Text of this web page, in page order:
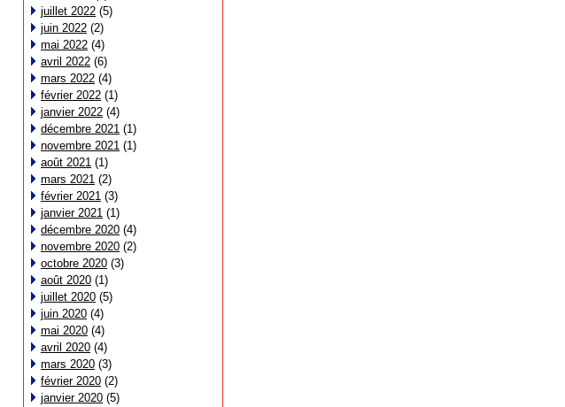
juillet 2022 (5)
juin 2022 (2)
mai 2022 (4)
avril 2022 (6)
mars 2022 (4)
février 2022 (1)
janvier 2022 (4)
décembre 2021 (1)
novembre 2021 (1)
août 2021 (1)
mars 2021 (2)
février 2021 (3)
janvier 2021 (1)
décembre 2020 (4)
novembre 2020 (2)
octobre 2020 (3)
août 2020 (1)
juillet 2020 (5)
juin 2020 (4)
mai 2020 (4)
avril 2020 (4)
mars 2020 (3)
février 2020 (2)
janvier 2020 (5)